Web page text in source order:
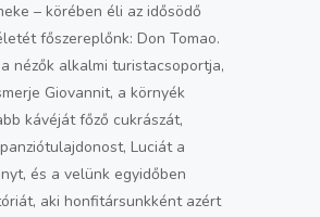
– körében éli az idősödő
főszereplőnk: Don Tomao.
nézők alkalmi turistacsoportja,
Giovannit, a környék
kávéját főző cukrászát,
Luciát a
és a velünk egyidőben
aki honfitársunkként azért